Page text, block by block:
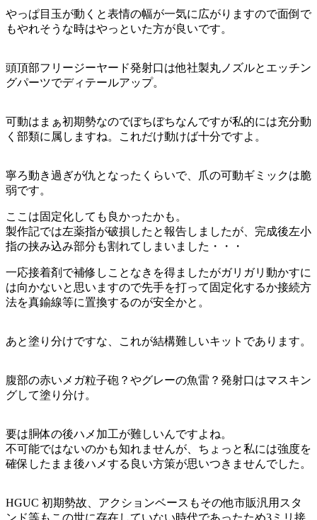
やっぱ目玉が動くと表情の幅が一気に広がりますので面倒で
もやれそうな時はやっといた方が良いです。
頭頂部フリージーヤード発射口は他社製丸ノズルとエッチン
グパーツでディテールアップ。
可動はまぁ初期勢なのでぼちぼちなんですが私的には充分動
く部類に属しますね。これだけ動けば十分ですよ。
寧ろ動き過ぎが仇となったくらいで、爪の可動ギミックは脆
弱です。
ここは固定化しても良かったかも。
製作記では左薬指が破損したと報告しましたが、完成後左小
指の挟み込み部分も割れてしまいました・・・
一応接着剤で補修しことなきを得ましたがガリガリ動かすに
は向かないと思いますので先手を打って固定化するか接続方
法を真鍮線等に置換するのが安全かと。
あと塗り分けですな、これが結構難しいキットであります。
腹部の赤いメガ粒子砲？やグレーの魚雷？発射口はマスキン
グして塗り分け。
要は胴体の後ハメ加工が難しいんですよね。
不可能ではないのかも知れませんが、ちょっと私には強度を
確保したまま後ハメする良い方策が思いつきませんでした。
HGUC 初期勢故、アクションベースもその他市販汎用スタ
ンド等もこの世に存在していない時代であったため3ミリ接